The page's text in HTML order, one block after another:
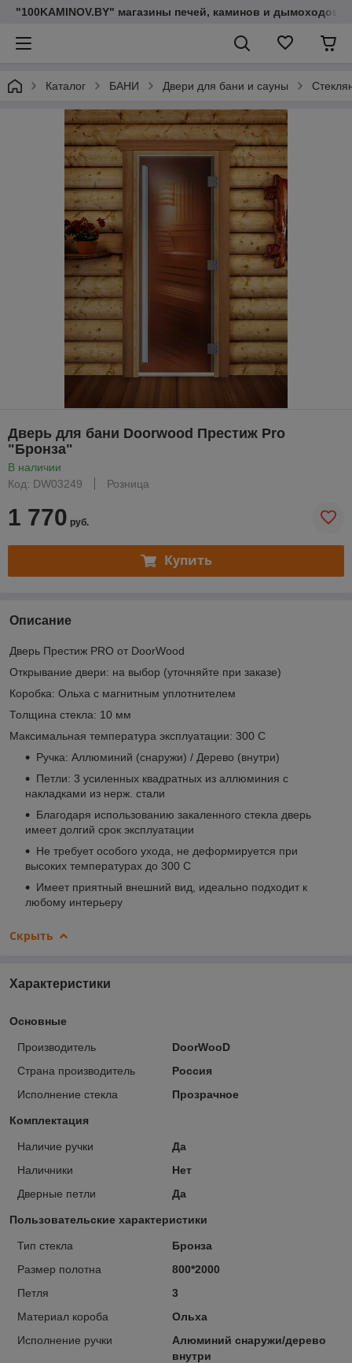
"100KAMINOV.BY" магазины печей, каминов и дымоходов
Каталог БАНИ Двери для бани и сауны
Дверь для бани Doorwood Престиж Pro
"Бронза"
В наличии
Код: DW03249
Розница
1 770 руб.
Купить
Описание
Дверь Престиж PRO от DoorWood
Открывание двери: на выбор (уточняйте при заказе)
Коробка: Ольха с магнитным уплотнителем
Толщина стекла: 10 мм
Максимальная температура эксплуатации: 300 С
Ручка: Аллюминий (снаружи) / Дерево (внутри)
Петли: 3 усиленных квадратных из аллюминия с
накладками из нерж. стали
Благодаря использованию закаленного стекла дверь
имеет долгий срок эксплуатации
Не требует особого ухода, не деформируется при
высоких температурах до 300 С
Имеет приятный внешний вид, идеально подходит к
любому интерьеру
Скрыть
Характеристики
Основные
Производитель
DoorWooD
Страна производитель
Россия
Исполнение стекла
Прозрачное
Комплектация
Наличие ручки
Да
Наличники
Нет
Дверные петли
Да
Пользовательские характеристики
Тип стекла
Бронза
Размер полотна
800*2000
Петля
3
Материал короба
Ольха
Исполнение ручки
Алюминий снаружи/дерево
внутри